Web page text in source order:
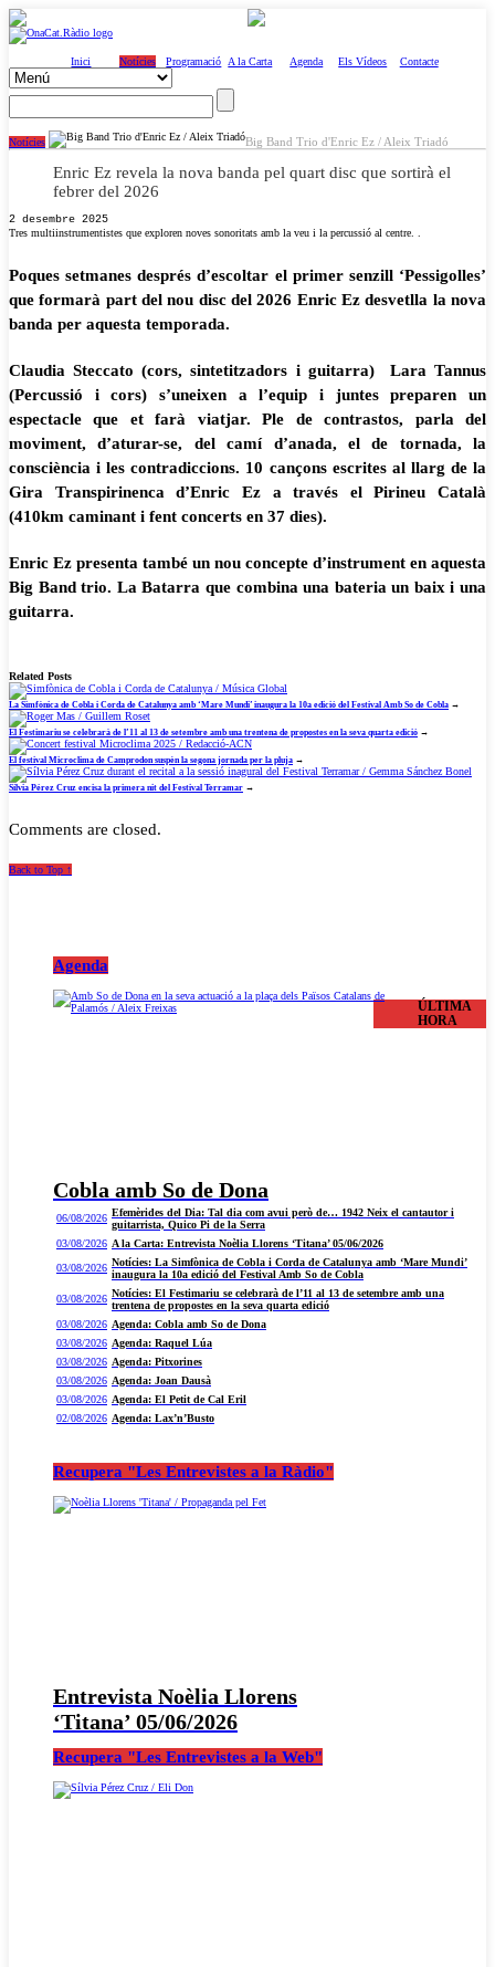
Inici Notícies Programació A la Carta Agenda Els Vídeos Contacte
Notícies Big Band Trio d'Enric Ez / Aleix Triadó
Enric Ez revela la nova banda pel quart disc que sortirà el
febrer del 2026
2 desembre 2025
Tres multiinstrumentistes que exploren noves sonoritats amb la veu i la percussió al centre. .
Poques setmanes després d’escoltar el primer senzill ‘Pessigolles’
que formarà part del nou disc del 2026 Enric Ez desvetlla la nova
banda per aquesta temporada.
Claudia Steccato (cors, sintetitzadors i guitarra) Lara Tannus
(Percussió i cors) s’uneixen a l’equip i juntes preparen un
espectacle que et farà viatjar. Ple de contrastos, parla del
moviment, d’aturar-se, del camí d’anada, el de tornada, la
consciència i les contradiccions. 10 cançons escrites al llarg de la
Gira Transpirinenca d’Enric Ez a través el Pirineu Català
(410km caminant i fent concerts en 37 dies).
Enric Ez presenta també un nou concepte d’instrument en aquesta
Big Band trio. La Batarra que combina una bateria un baix i una
guitarra.
Related Posts
La Simfònica de Cobla i Corda de Catalunya amb ‘Mare Mundi’ inaugura la 10a edició del Festival Amb So de Cobla →
El Festimariu se celebrarà de l’11 al 13 de setembre amb una trentena de propostes en la seva quarta edició →
El festival Microclima de Camprodon suspèn la segona jornada per la pluja →
Sílvia Pérez Cruz encisa la primera nit del Festival Terramar →
Comments are closed.
Back to Top ↑
Agenda
Cobla amb So de Dona
ÚLTIMA
HORA
06/08/2026 Efemèrides del Dia: Tal dia com avui però de… 1942 Neix el cantautor i
guitarrista, Quico Pi de la Serra
03/08/2026 A la Carta: Entrevista Noèlia Llorens ‘Titana’ 05/06/2026
03/08/2026 Notícies: La Simfònica de Cobla i Corda de Catalunya amb ‘Mare Mundi’
inaugura la 10a edició del Festival Amb So de Cobla
03/08/2026 Notícies: El Festimariu se celebrarà de l’11 al 13 de setembre amb una
trentena de propostes en la seva quarta edició
03/08/2026 Agenda: Cobla amb So de Dona
03/08/2026 Agenda: Raquel Lúa
03/08/2026 Agenda: Pitxorines
03/08/2026 Agenda: Joan Dausà
03/08/2026 Agenda: El Petit de Cal Eril
02/08/2026 Agenda: Lax’n’Busto
Recupera "Les Entrevistes a la Ràdio"
Entrevista Noèlia Llorens
‘Titana’ 05/06/2026
Recupera "Les Entrevistes a la Web"